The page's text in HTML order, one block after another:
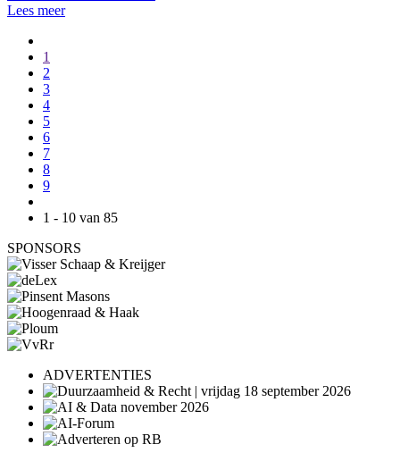
Lees meer
1
2
3
4
5
6
7
8
9
1 - 10 van 85
SPONSORS
ADVERTENTIES